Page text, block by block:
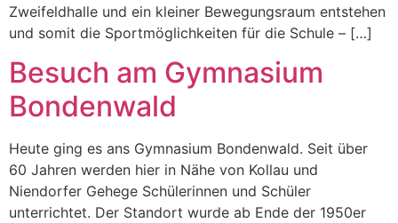
Zweifeldhalle und ein kleiner Bewegungsraum entstehen
und somit die Sportmöglichkeiten für die Schule – […]
Besuch am Gymnasium
Bondenwald
Heute ging es ans Gymnasium Bondenwald. Seit über
60 Jahren werden hier in Nähe von Kollau und
Niendorfer Gehege Schülerinnen und Schüler
unterrichtet. Der Standort wurde ab Ende der 1950er